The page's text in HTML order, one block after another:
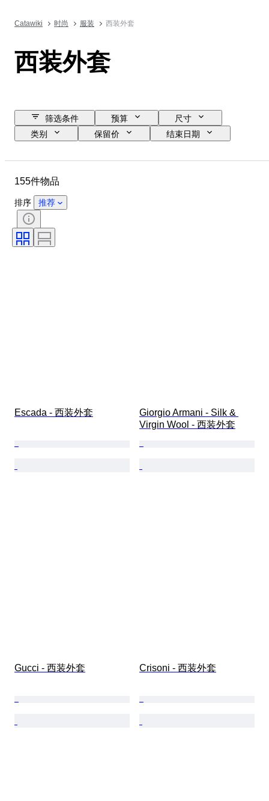
Catawiki 时尚 服装 西装外套
西装外套
筛选条件 预算
尺寸
类别
保留价
结束日期
状态
时代
155件物品
排序 推荐
Escada - 西装外套
Giorgio Armani - Silk &
Virgin Wool - 西装外套
Gucci - 西装外套 Crisoni - 西装外套